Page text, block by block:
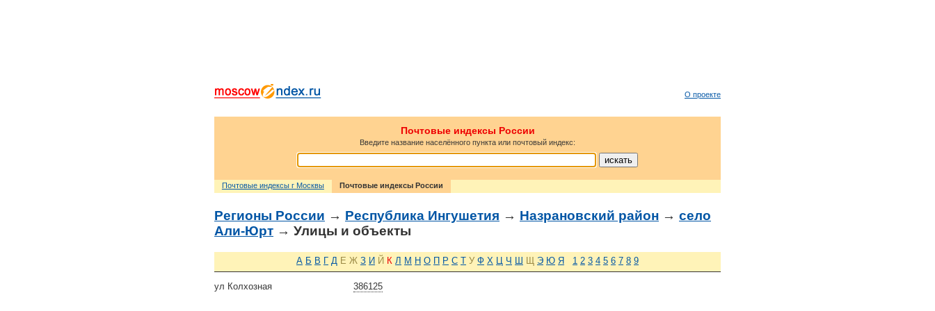
О проекте
Почтовые индексы России
Введите название населённого пункта или почтовый индекс:
Почтовые индексы г Москвы Почтовые индексы России
Регионы России → Республика Ингушетия → Назрановский район → село
Али-Юрт → Улицы и объекты
А Б В Г Д Е Ж З И Й К Л М Н О П Р С Т У Ф Х Ц Ч Ш Щ Э Ю Я 1 2 3 4 5 6 7 8 9
386125
ул Колхозная